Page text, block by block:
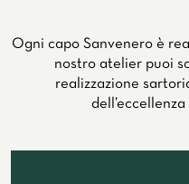
Ogni capo Sanvenero è
nostro atelier puoi
realizzazione